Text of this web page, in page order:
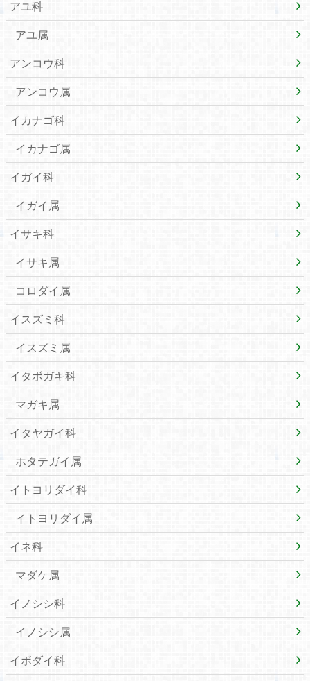
アユ科
アユ属
アンコウ科
アンコウ属
イカナゴ科
イカナゴ属
イガイ科
イガイ属
イサキ科
イサキ属
コロダイ属
イスズミ科
イスズミ属
イタボガキ科
マガキ属
イタヤガイ科
ホタテガイ属
イトヨリダイ科
イトヨリダイ属
イネ科
マダケ属
イノシシ科
イノシシ属
イボダイ科